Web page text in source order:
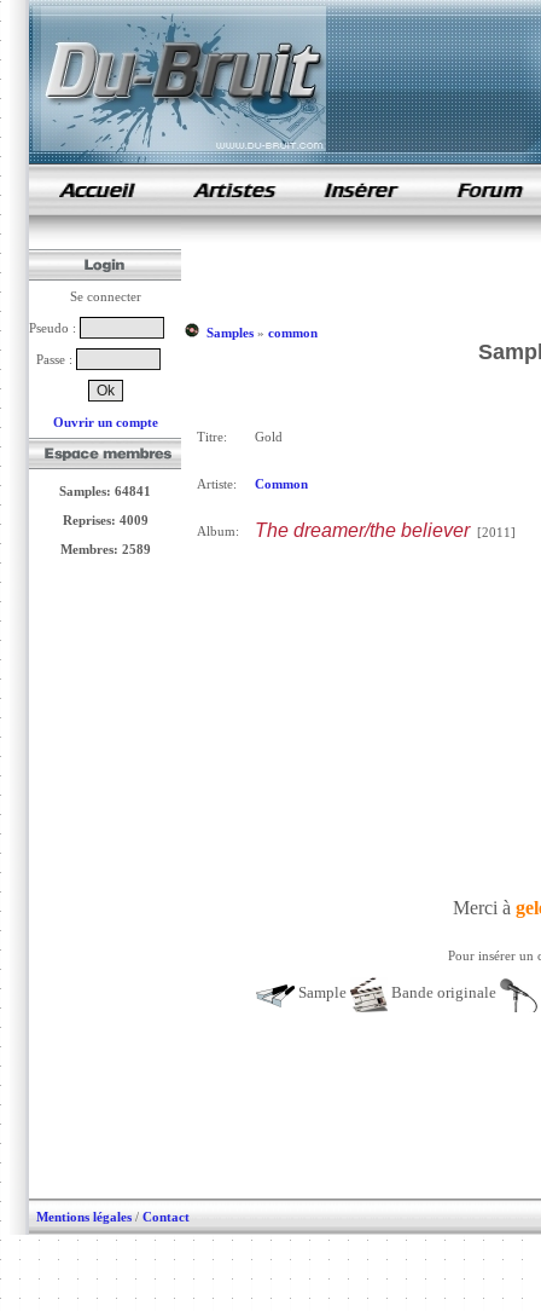
samples de rap
Se connecter
Pseudo :
Passe :
Ouvrir un compte
Samples: 64841
Reprises: 4009
Membres: 2589
Samples» common
Titre: Gold
Artiste: Common
Album: The dreamer/the believer[2011]
Merci à
Pour insérer un
Sample Bande originale
Mentions légales / Contact